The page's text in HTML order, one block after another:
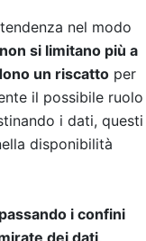
nel modo
si limitano più a
un riscatto per
il possibile ruolo
i dati, questi
disponibilità
i confini